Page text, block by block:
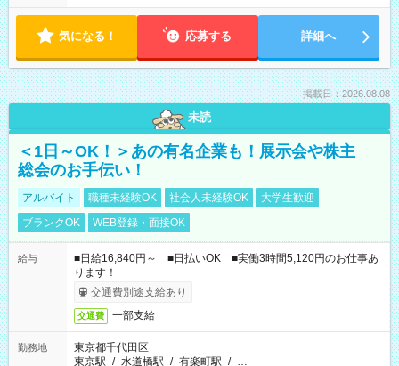
気になる！ 応募する 詳細へ
掲載日：2026.08.08
未読
＜1日～OK！＞あの有名企業も！展示会や株主
総会のお手伝い！
アルバイト 職種未経験OK 社会人未経験OK
大学生歓迎
ブランクOK
WEB登録・面接OK
給与
■日給16,840円～ ■日払いOK ■実働3時間5,120円のお仕事あ
ります！
交通費別途支給あり
交通費 一部支給
勤務地
東京都千代田区
東京駅 / 水道橋駅 / 有楽町駅 / …